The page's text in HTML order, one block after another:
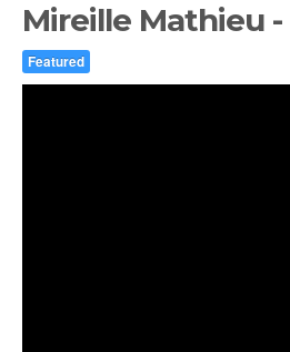
Mireille Mathieu
Featured